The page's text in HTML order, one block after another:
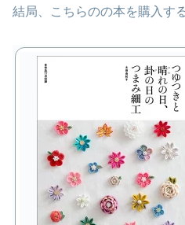
結局、こちらのの本を購入す